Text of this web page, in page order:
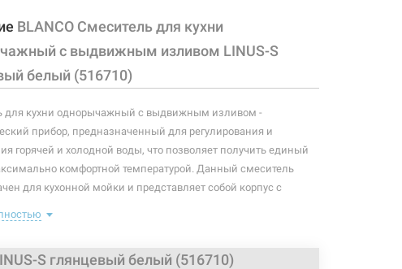
BLANCO Смеситель для кухни
с выдвижным изливом LINUS-S
белый (516710)
для кухни однорычажный с выдвижным изливом -
прибор, предназначенный для регулирования и
горячей и холодной воды, что позволяет получить единый
комфортной температурой. Данный смеситель
для кухонной мойки и представляет собой корпус с
контролировать поток и температуру воды.
идет: смеситель, крепление, подводки.
S глянцевый белый (516710)